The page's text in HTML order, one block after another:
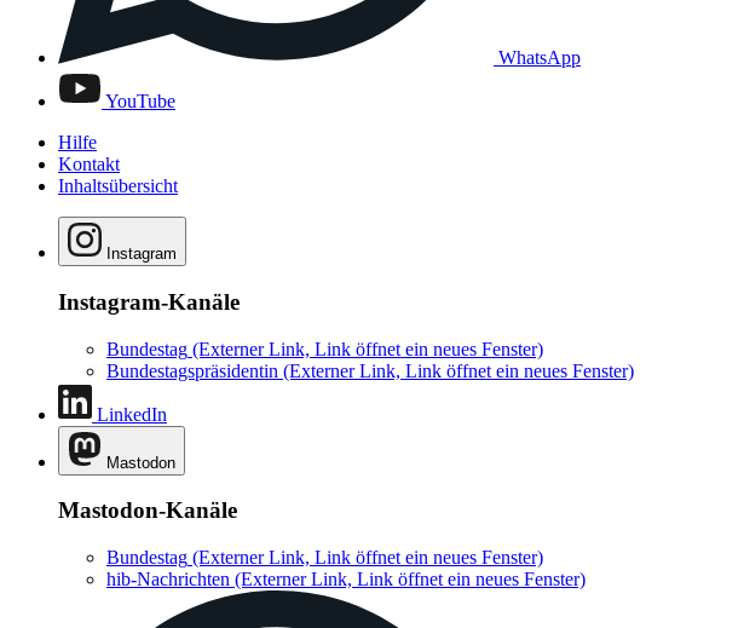
WhatsApp
YouTube
Hilfe
Kontakt
Inhaltsübersicht
Instagram
Instagram-Kanäle
Bundestag (Externer Link, Link öffnet ein neues Fenster)
Bundestagspräsidentin (Externer Link, Link öffnet ein neues Fenster)
LinkedIn
Mastodon
Mastodon-Kanäle
Bundestag (Externer Link, Link öffnet ein neues Fenster)
hib-Nachrichten (Externer Link, Link öffnet ein neues Fenster)